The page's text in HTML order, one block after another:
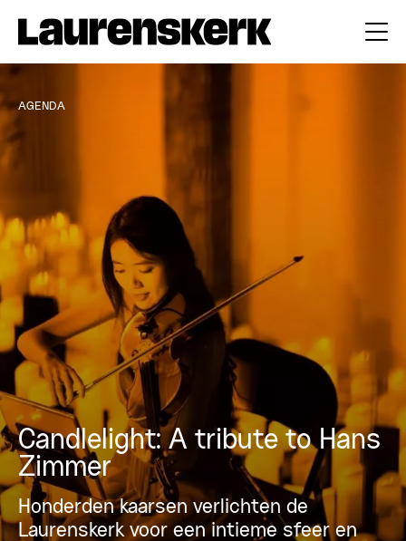
AGENDA
Candlelight: A tribute to Hans
Zimmer
Honderden kaarsen verlichten de
Laurenskerk voor een intieme sfeer en